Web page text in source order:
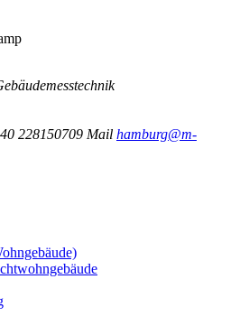
228150709 Mail hamburg@m-